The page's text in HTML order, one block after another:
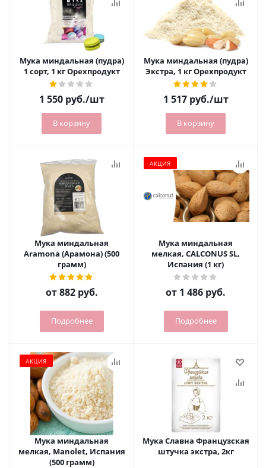
Мука миндальная (пудра)
1 сорт, 1 кг Орехпродукт
1 550руб./шт
В корзину
Мука миндальная (пудра)
Экстра, 1 кг Орехпродукт
1 517руб./шт
В корзину
Мука миндальная
Aramona (Арамона) (500
грамм)
от882 руб.
Подробнее
АКЦИЯ
Мука миндальная
мелкая, CALCONUS SL,
Испания (1 кг)
от 1 486 руб.
Подробнее
АКЦИЯ
Мука миндальная
мелкая, Manolet, Испания
(500 грамм)
Мука Славна Французская
штучка экстра, 2кг